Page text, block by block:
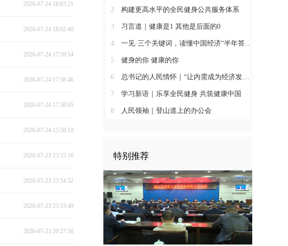
2026-07-24 18:03:21
2026-07-24 18:02:40
2026-07-24 17:59:54
2026-07-24 17:58:46
2026-07-24 17:58:05
2026-07-24 15:58:18
2026-07-23 23:55:16
2026-07-23 23:54:32
2026-07-23 23:53:49
2026-07-23 20:27:56
2 构建更高水平的全民健身公共服务体系
3 习言道｜健康是1 其他是后面的0
4 一见·三个关键词，读懂中国经济“半年答卷”
5 健身的你 健康的你
6 总书记的人民情怀｜“让内需成为经济发展的主动力”
7 学习新语｜乐享全民健身 共筑健康中国
8 人民领袖｜登山道上的办公会
特别推荐